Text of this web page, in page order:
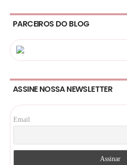
PARCEIROS DO BLOG
ASSINE NOSSA NEWSLETTER
Email